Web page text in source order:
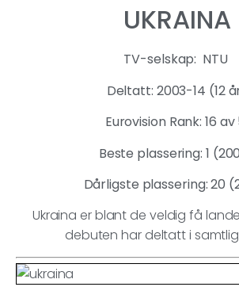
UKRAINA
TV-selskap: NTU
Deltatt: 2003-14 (12
Eurovision Rank: 16 av
Beste plassering: 1
Dårligste plassering: 20
Ukraina er blant de veldig få
debuten har deltatt i